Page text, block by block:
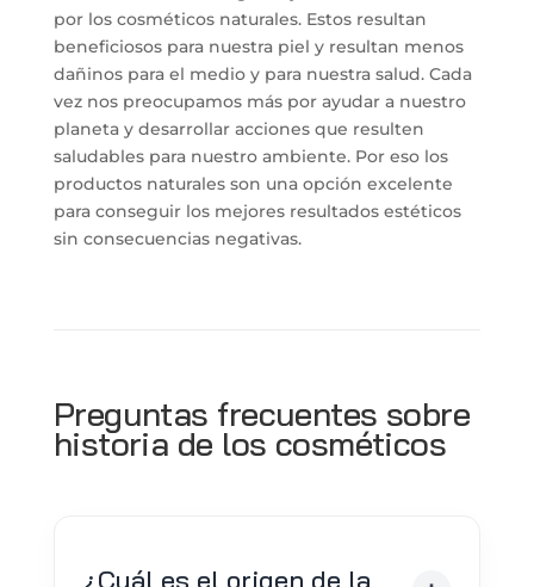
por los cosméticos naturales. Estos resultan
beneficiosos para nuestra piel y resultan menos
dañinos para el medio y para nuestra salud. Cada
vez nos preocupamos más por ayudar a nuestro
planeta y desarrollar acciones que resulten
saludables para nuestro ambiente. Por eso los
productos naturales son una opción excelente
para conseguir los mejores resultados estéticos
sin consecuencias negativas.
Preguntas frecuentes sobre
historia de los cosméticos
¿Cuál es el origen de la